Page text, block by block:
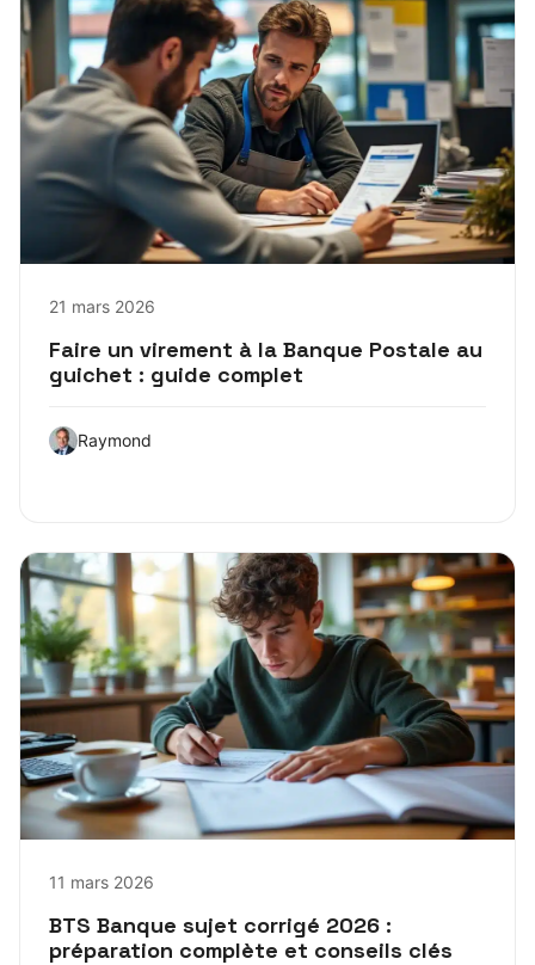
21 mars 2026
Faire un virement à la Banque Postale au
guichet : guide complet
Raymond
11 mars 2026
BTS Banque sujet corrigé 2026 :
préparation complète et conseils clés